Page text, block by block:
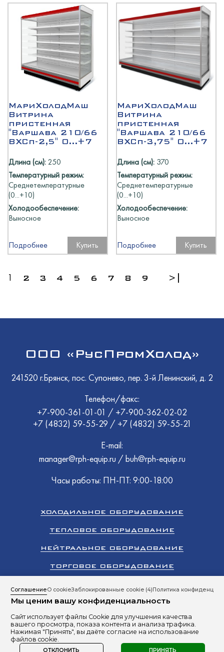
СоглашениеО cookieЗаблокированные cookie (4) Политика
Мы ценим вашу конфиденциальность
Сайт использует файлы Cookie для улучшения качества
вашего просмотра, показа контента и анализа трафика.
Нажимая "Принять", вы даёте согласие на использование
файлов cookie.
ПРИНЯТЬ
ОТКЛОНИТЬ
МариХолодМаш
Витрина
пристенная
"Варшава 210/66
ВХСп-2,5" 0...+7
Длина (см):250
Температурный режим:
Среднетемпературные
(0...+10)
Холодообеспечение:
Выносное
Подробнее Купить
МариХолодМаш
Витрина
пристенная
"Варшава 210/66
ВХСп-3,75" 0...+7
Длина (см): 370
Температурный режим:
Среднетемпературные
(0...+10)
Холодообеспечение:
Выносное
Подробнее Купить
1 2 3 4 5 6 7 8 9 >|
ООО «РусПромХолод»
241520 г.Брянск, пос. Супонево, пер. 3-й Ленинский, д. 2
Телефон/факс:
+7-900-361-01-01 / +7-900-362-02-02
+7 (4832) 59-55-29 / +7 (4832) 59-55-21
E-mail:
manager@rph-equip.ru / buh@rph-equip.ru
Часы работы: ПН-ПТ: 9:00-18:00
ХОЛОДИЛЬНОЕ ОБОРУДОВАНИЕ
ТЕПЛОВОЕ ОБОРУДОВАНИЕ
НЕЙТРАЛЬНОЕ ОБОРУДОВАНИЕ
ТОРГОВОЕ ОБОРУДОВАНИЕ
ПРОМЫШЛЕННЫЙ ХОЛОД
Все права защищены 2026 © ООО «РусПромХолод»
Сайт разработан студиейRBand
Политика в отношении обработки персональных данных